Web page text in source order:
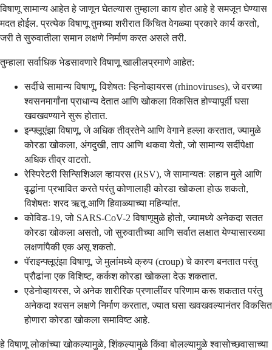
विषाणू सामान्य आहेत हे जाणून घेतल्यास तुम्हाला काय होत आहे हे समजून घेण्यास
मदत होईल. प्रत्येक विषाणू तुमच्या शरीरात किंचित वेगळ्या प्रकारे कार्य करतो,
जरी ते सुरुवातीला समान लक्षणे निर्माण करत असले तरी.
तुम्हाला सर्वाधिक भेडसावणारे विषाणू खालीलप्रमाणे आहेत:
सर्दीचे सामान्य विषाणू, विशेषतः ऱ्हिनोव्हायरस (rhinoviruses), जे वरच्या
श्वसनमार्गांना प्राधान्य देतात आणि खोकला विकसित होण्यापूर्वी घसा
खवखवण्याने सुरू होतात.
इन्फ्लूएंझा विषाणू, जे अधिक तीव्रतेने आणि वेगाने हल्ला करतात, ज्यामुळे
कोरडा खोकला, अंगदुखी, ताप आणि थकवा येतो, जो सामान्य सर्दीपेक्षा
अधिक तीव्र वाटतो.
रेस्पिरेटरी सिन्सिशिअल व्हायरस (RSV), जे सामान्यतः लहान मुले आणि
वृद्धांना प्रभावित करते परंतु कोणालाही कोरडा खोकला होऊ शकतो,
विशेषतः शरद ऋतू आणि हिवाळ्याच्या महिन्यांत.
कोविड-19, जो SARS-CoV-2 विषाणूमुळे होतो, ज्यामध्ये अनेकदा सतत
कोरडा खोकला असतो, जो सुरुवातीच्या आणि सर्वात लक्षात येण्यासारख्या
लक्षणांपैकी एक असू शकतो.
पॅराइन्फ्लूएंझा विषाणू, जे मुलांमध्ये क्रुप (croup) चे कारण बनतात परंतु
प्रौढांना एक विशिष्ट, कर्कश कोरडा खोकला देऊ शकतात.
एडेनोव्हायरस, जे अनेक शारीरिक प्रणालींवर परिणाम करू शकतात परंतु
अनेकदा श्वसन लक्षणे निर्माण करतात, ज्यात घसा खवखवल्यानंतर विकसित
होणारा कोरडा खोकला समाविष्ट आहे.
हे विषाणू लोकांच्या खोकल्यामुळे, शिंकल्यामुळे किंवा बोलल्यामुळे श्वासोच्छवासाच्या